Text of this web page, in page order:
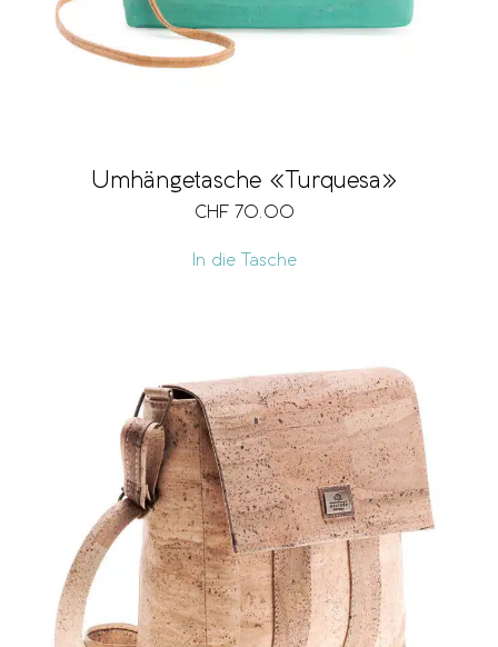
Umhängetasche «Turquesa»
CHF 70.00
In die Tasche